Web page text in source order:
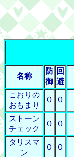
名称
防
御
回
避
こおりの
おもまり
０ ０
ストーン
チェック
０ ０
タリスマ
ン
０ ０